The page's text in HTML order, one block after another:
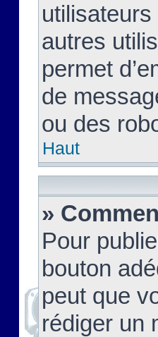
autres
permet
de
ou des
Haut
»
Pour
bouton
peut que
rédiger un